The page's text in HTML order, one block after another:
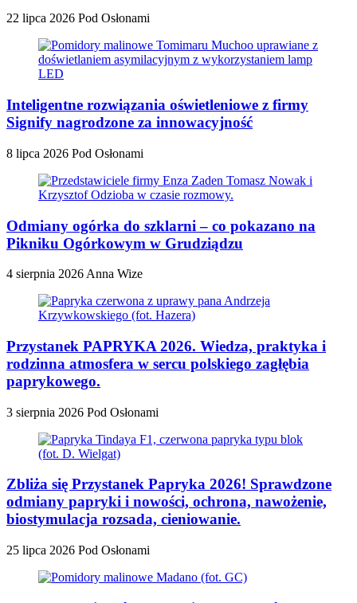
22 lipca 2026 Pod Osłonami
Inteligentne rozwiązania oświetleniowe z firmy
Signify nagrodzone za innowacyjność
8 lipca 2026 Pod Osłonami
Odmiany ogórka do szklarni – co pokazano na
Pikniku Ogórkowym w Grudziądzu
4 sierpnia 2026 Anna Wize
Przystanek PAPRYKA 2026. Wiedza, praktyka i
rodzinna atmosfera w sercu polskiego zagłębia
paprykowego.
3 sierpnia 2026 Pod Osłonami
Zbliża się Przystanek Papryka 2026! Sprawdzone
odmiany papryki i nowości, ochrona, nawożenie,
biostymulacja rozsada, cieniowanie.
25 lipca 2026 Pod Osłonami